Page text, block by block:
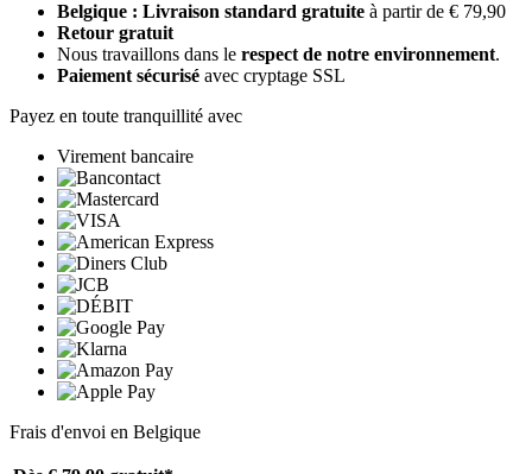
Belgique : Livraison standard gratuite à partir de € 79,90
Retour gratuit
Nous travaillons dans le respect de notre environnement.
Paiement sécurisé avec cryptage SSL
Payez en toute tranquillité avec
Virement bancaire
Frais d'envoi en Belgique